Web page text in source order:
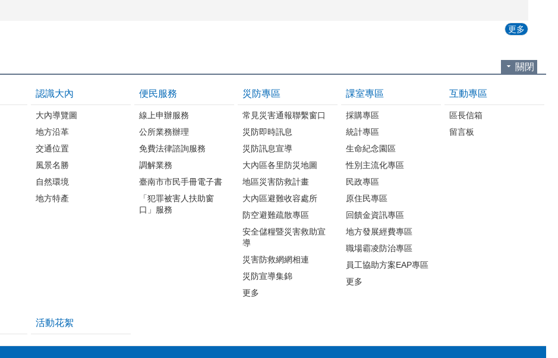
更多
關閉
認識大內
大內導覽圖
地方沿革
交通位置
風景名勝
自然環境
地方特產
便民服務
線上申辦服務
公所業務辦理
免費法律諮詢服務
調解業務
臺南市市民手冊電子書
「犯罪被害人扶助窗
口」服務
災防專區
常見災害通報聯繫窗口
災防即時訊息
災防訊息宣導
大內區各里防災地圖
地區災害防救計畫
大內區避難收容處所
防空避難疏散專區
安全儲糧暨災害救助宣
導
災害防救網網相連
災防宣導集錦
更多
課室專區
採購專區
統計專區
生命紀念園區
性別主流化專區
民政專區
原住民專區
回饋金資訊專區
地方發展經費專區
職場霸凌防治專區
員工協助方案EAP專區
更多
互動專區
區長信箱
留言板
活動花絮